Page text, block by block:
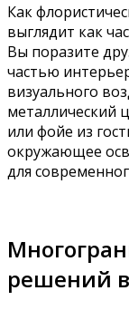
Как
выглядит как
Вы поразите
частью
визуального
металлический
или фойе из
окружающее
для
решений